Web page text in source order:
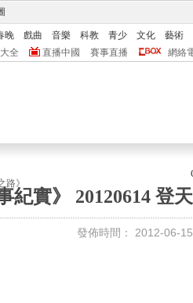
晚 戲曲 音樂 科教 青少 文化
藝術
全 直播中國 賽事直播 網絡
路》
紀實》 20120614
發佈時間： 2012-06-